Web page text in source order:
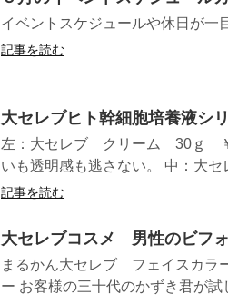
イベントスケジュールや休日が一
記事を読む
大セレブヒト幹細胞培養液シ
左：大セレブ クリーム 30ｇ ￥
いも透明感も逃さない。 中：大
記事を読む
大セレブコスメ 男性のビフ
まるかん大セレブ フェイスカラ
ー お客様の三十代のかずき君が試